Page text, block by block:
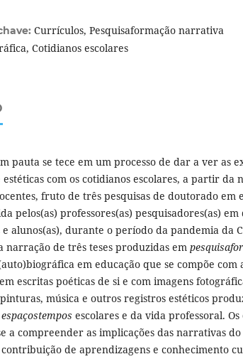
Currículos, Pesquisaformação narrativa
Cotidianos escolares
pauta se tece em um processo de dar a ver as
estéticas com os cotidianos escolares, a partir da
fruto de três pesquisas de doutorado em
pelos(as) professores(as) pesquisadores(as) em
e alunos(as), durante o período da pandemia da
narração de três teses produzidas em
em educação que se compõe com
escritas poéticas de si e com imagens
música e outros registros estéticos
espaçostempos escolares e da vida professoral.
a compreender as implicações das narrativas
de aprendizagens e conhecimento